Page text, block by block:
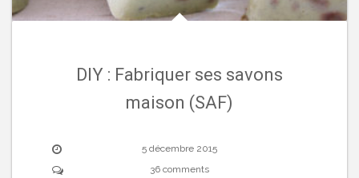
DIY : Fabriquer ses savons
maison (SAF)
5 décembre 2015
36 comments